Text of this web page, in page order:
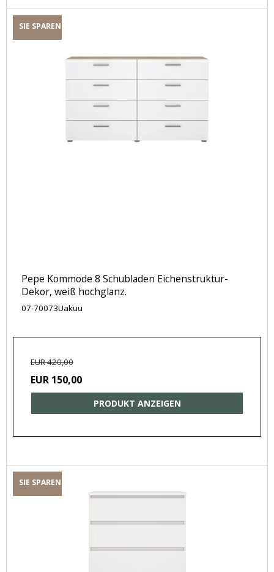
SIE SPAREN
Pepe Kommode 8 Schubladen Eichenstruktur-
Dekor, weiß hochglanz.
07-70073Uakuu
EUR 420,00
EUR 150,00
PRODUKT ANZEIGEN
SIE SPAREN